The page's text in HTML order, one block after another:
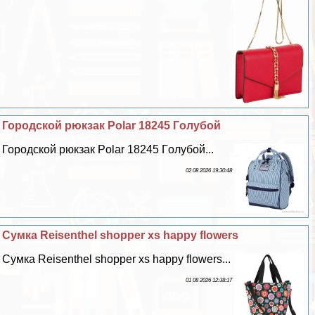
Городской рюкзак Polar 18245 Гoлyбой
Городской рюкзак Polar 18245 Гoлyбой...
02 08 2026 19:30:48
Сумка Reisenthel shopper xs happy flowers
Сумка Reisenthel shopper xs happy flowers...
01 08 2026 12:38:17